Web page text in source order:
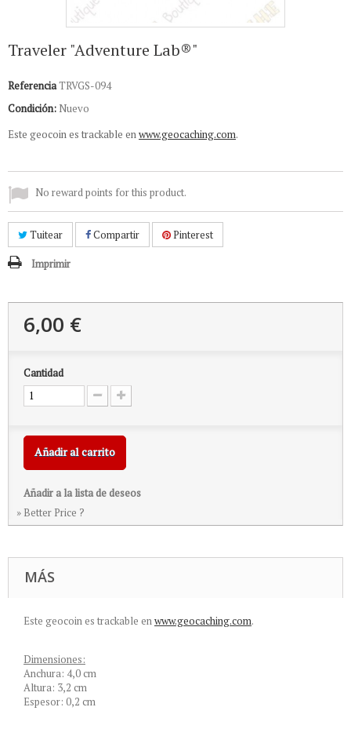
Traveler "Adventure Lab®"
ReferenciaTRVGS-094
Condición: Nuevo
Este geocoin es trackable enwww.geocaching.com.
No reward points for this product.
Tuitear Compartir Pinterest
Imprimir
6,00 €
Cantidad
Añadir al carrito
Añadir a la lista de deseos
» Better Price ?
MÁS
Este geocoin es trackable enwww.geocaching.com.
Dimensiones:
Anchura: 4,0 cm
Altura: 3,2 cm
Espesor: 0,2 cm